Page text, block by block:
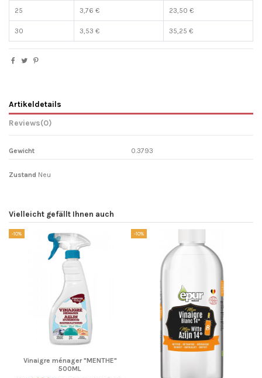
25 3,76 € 23,50 €
30 3,53 € 35,25 €
Artikeldetails
Reviews(0)
Gewicht 0.3793
Zustand Neu
Vielleicht gefällt Ihnen auch
-10%
Vinaigre ménager "MENTHE"
500ML
-10%